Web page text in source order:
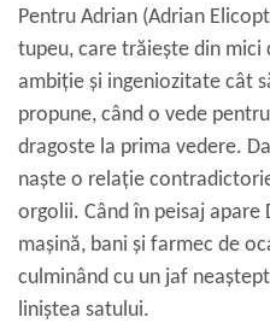
Pentru Adrian (Adrian
tupeu, care trăiește din
ambiție și ingeniozitate cât
propune, când o vede
dragoste la prima vedere.
naște o relație
orgolii. Când în peisaj
mașină, bani și farmec de
culminând cu un jaf
liniștea satului.